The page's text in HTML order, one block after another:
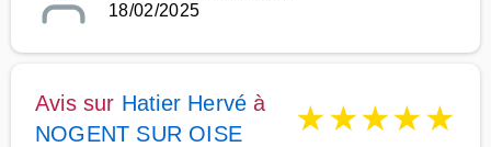
18/02/2025
Avis sur Hatier Hervé à
NOGENT SUR OISE
★★★★★